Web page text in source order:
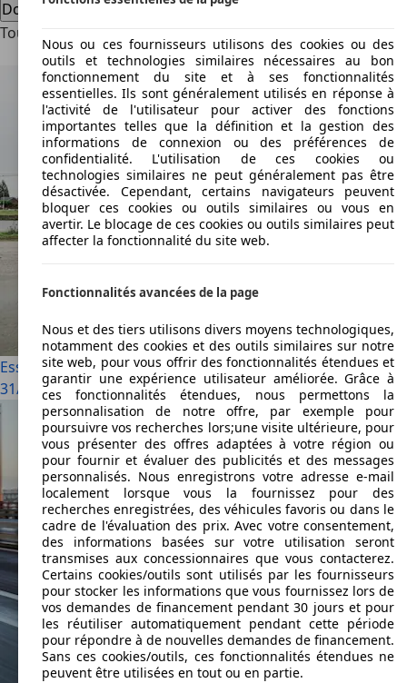
Dodge Dart offres concessionnaire
Tous les articles
Essai : MG Cyberster, joyeux anniversaire ! (2024)
31/12/2024·1 min lus
Nous ou ces fournisseurs utilisons des cookies ou des
outils et technologies similaires nécessaires au bon
fonctionnement du site et à ses fonctionnalités
essentielles. Ils sont généralement utilisés en réponse à
l'activité de l'utilisateur pour activer des fonctions
importantes telles que la définition et la gestion des
informations de connexion ou des préférences de
confidentialité. L'utilisation de ces cookies ou
technologies similaires ne peut généralement pas être
désactivée. Cependant, certains navigateurs peuvent
bloquer ces cookies ou outils similaires ou vous en
avertir. Le blocage de ces cookies ou outils similaires peut
affecter la fonctionnalité du site web.
Fonctionnalités avancées de la page
Nous et des tiers utilisons divers moyens technologiques,
notamment des cookies et des outils similaires sur notre
site web, pour vous offrir des fonctionnalités étendues et
garantir une expérience utilisateur améliorée. Grâce à
ces fonctionnalités étendues, nous permettons la
personnalisation de notre offre, par exemple pour
poursuivre vos recherches lors;une visite ultérieure, pour
vous présenter des offres adaptées à votre région ou
pour fournir et évaluer des publicités et des messages
personnalisés. Nous enregistrons votre adresse e-mail
localement lorsque vous la fournissez pour des
recherches enregistrées, des véhicules favoris ou dans le
cadre de l'évaluation des prix. Avec votre consentement,
des informations basées sur votre utilisation seront
transmises aux concessionnaires que vous contacterez.
Certains cookies/outils sont utilisés par les fournisseurs
pour stocker les informations que vous fournissez lors de
vos demandes de financement pendant 30 jours et pour
les réutiliser automatiquement pendant cette période
pour répondre à de nouvelles demandes de financement.
Sans ces cookies/outils, ces fonctionnalités étendues ne
peuvent être utilisées en tout ou en partie.